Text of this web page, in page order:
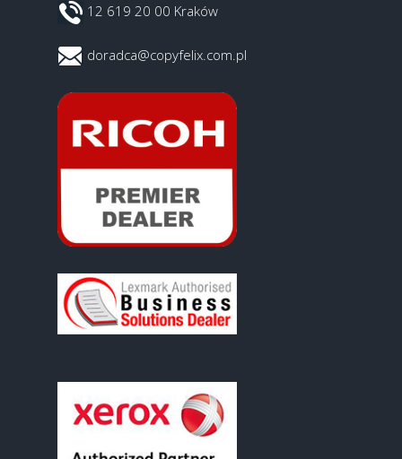
12 619 20 00 Kraków
doradca@copyfelix.com.pl